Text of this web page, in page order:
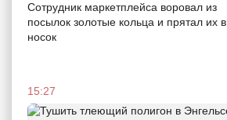
Сотрудник маркетплейса воровал из
посылок золотые кольца и прятал их в
носок
15:27